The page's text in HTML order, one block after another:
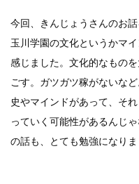
今回、きんじょうさんのお
玉川学園の文化というかマ
感じました。文化的なもの
ごす。ガツガツ稼がないな
史やマインドがあって、そ
っていく可能性があるんじ
の話も、とても勉強になり